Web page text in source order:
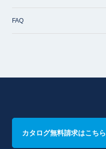
FAQ
カタログ無料請求はこちら